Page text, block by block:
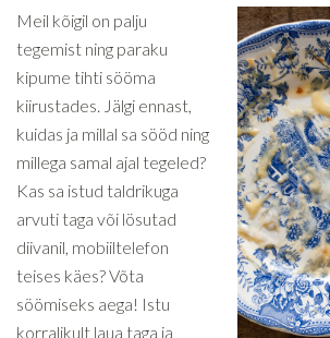
Meil kõigil on palju
tegemist ning paraku
kipume tihti sööma
kiirustades. Jälgi ennast,
kuidas ja millal sa sööd ning
millega samal ajal tegeled?
Kas sa istud taldrikuga
arvuti taga või lösutad
diivanil, mobiiltelefon
teises käes? Võta
söömiseks aega! Istu
korralikult laua taga ja